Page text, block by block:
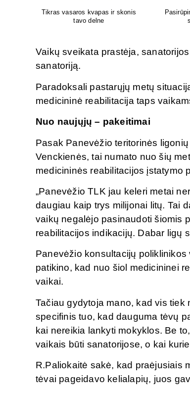
Aboca – iš gamtos Jūsų
sveikatai!
Atliksime
tyrimą
Vaikų sveikata prastėja,
sanatoriją.
Paradoksali pastarųjų metų
medicininė reabilitacija taps
Nuo naujųjų – pakeitimai
Pasak Panevėžio teritorinės
Venckienės, tai numato nuo šių
medicininės reabilitacijos įstatymo
„Panevėžio TLK jau keleri metai
daugiau kaip trys milijonai litų. Tai
vaikų negalėjo pasinaudoti šiomis
reabilitacijos indikacijų. Dabar ligų
Panevėžio konsultacijų
patikino, kad nuo šiol medicininei
vaikai.
Tačiau gydytoja mano, kad vis
specifinis tuo, kad dauguma tėvų
kai nereikia lankyti mokyklos. Be
vaikais būti sanatorijose, o kai
R.Paliokaitė sakė, kad praėjusiais
tėvai pageidavo kelialapių, juos